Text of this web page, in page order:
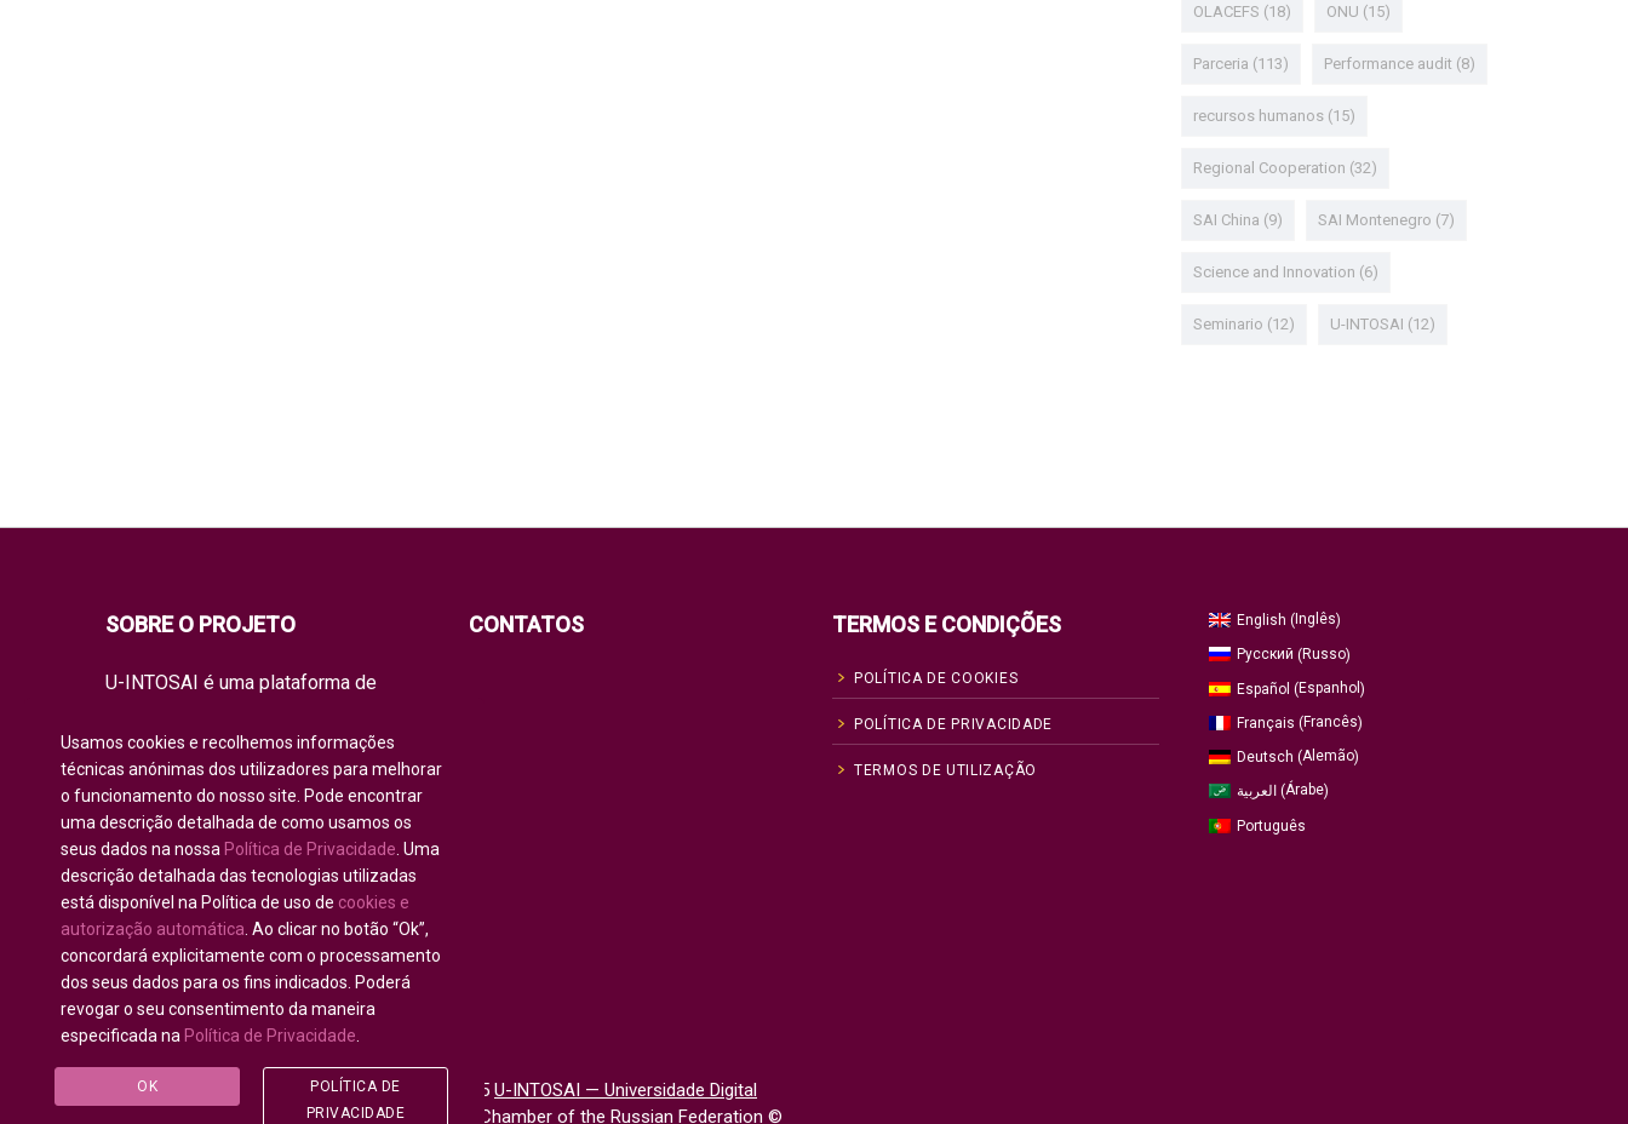
OLACEFS (18) ONU (15)
Parceria (113) Performance audit (8)
recursos humanos(15)
Regional Cooperation (32)
SAI China (9) SAI Montenegro (7)
Science and Innovation (6)
Seminario (12) U-INTOSAI (12)
SOBRE O PROJETO
U-INTOSAI é uma plataforma de
membros da INTOSAI, criada como um
espaço único para partilhar
experiências e conhecimento.
A universidade oferece à comunidade
de auditoria global formatos de
aprendizagem clássicos, bem como
os melhores projetos de formação e
manuais práticos da INTOSAI, que
combinam as iniciativas académicas
existentes para educar os auditores
do futuro.
CONTATOS TERMOS E CONDIÇÕES
POLÍTICA DE COOKIES
POLÍTICA DE PRIVACIDADE
TERMOS DE UTILIZAÇÃO
English (Inglês)
Русский (Russo)
Español (Espanhol )
Français (Francês)
Deutsch (Alemão)
العربية (Árabe)
Português
Todos os direitos reservados © 2020 - 2025 U-INTOSAI — Universidade Digital
para Comunidade da INTOSAI©Accounts Chamber of the Russian Federation ©
Usamos cookies e recolhemos informações
técnicas anónimas dos utilizadores para melhorar
o funcionamento do nosso site. Pode encontrar
uma descrição detalhada de como usamos os
seus dados na nossa Política de Privacidade . Uma
descrição detalhada das tecnologias utilizadas
está disponível na Política de uso de cookies e
autorização automática . Ao clicar no botão “Ok”,
concordará explicitamente com o processamento
dos seus dados para os fins indicados. Poderá
revogar o seu consentimento da maneira
especificada na Política de Privacidade
OK
POLÍTICA DE
PRIVACIDADE